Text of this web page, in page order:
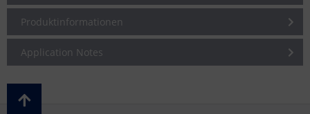
Produktinformationen
Application Notes